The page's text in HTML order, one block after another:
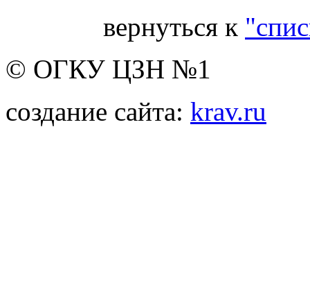
вернуться к
© ОГКУ ЦЗН №1
создание сайта: krav.ru